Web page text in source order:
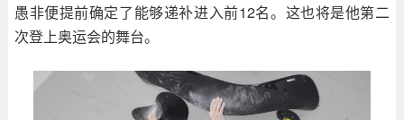
愚非便提前确定了能够递补进入前12名。这也将是他第二
次登上奥运会的舞台。